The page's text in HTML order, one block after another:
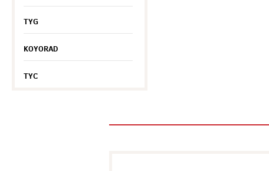
TYG
KOYORAD
TYC